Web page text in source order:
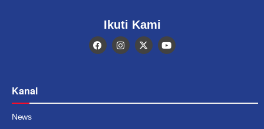
Ikuti Kami
Kanal
News